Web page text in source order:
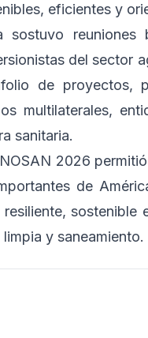
eficientes y
reuniones
del sector
de proyectos,
multilaterales,
sanitaria.
2026
de
sostenible
y saneamiento.